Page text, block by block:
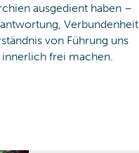
ausgedient haben –
Verbundenheit
von Führung uns
frei machen.